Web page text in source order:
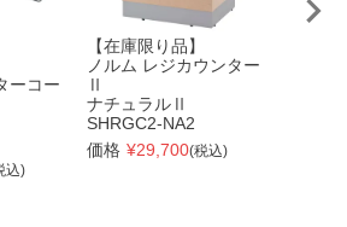
ーコー
込)
【在庫限り品】
ノルム レジカウンター
Ⅱ
ナチュラルⅡ
SHRGC2-NA2
価格 ¥29,700(税込)